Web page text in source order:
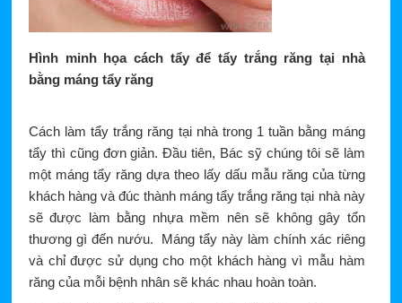
Hình minh họa cách tẩy để tẩy trắng răng tại nhà
bằng máng tẩy răng
Cách làm tẩy trắng răng tại nhà trong 1 tuần bằng máng
tẩy thì cũng đơn giản. Đầu tiên, Bác sỹ chúng tôi sẽ làm
một máng tẩy răng dựa theo lấy dấu mẫu răng của từng
khách hàng và đúc thành máng tẩy trắng răng tại nhà này
sẽ được làm bằng nhựa mềm nên sẽ không gây tổn
thương gì đến nướu. Máng tẩy này làm chính xác riêng
và chỉ được sử dụng cho một khách hàng vì mẫu hàm
răng của mỗi bệnh nhân sẽ khác nhau hoàn toàn.